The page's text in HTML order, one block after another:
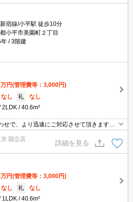
宿線/小平駅 徒歩10分
小平市美園町２丁目
3階建
万円(管理費等：3,000円)
なし 礼
なし
2LDK 40.6m²
せで、より迅速にご対応させて頂きます～
グ【国立店】まで～
国立店
詳細を見る
万円(管理費等：3,000円)
なし 礼
なし
1LDK 40.6m²